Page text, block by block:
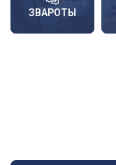
ЗВАРОТЫ